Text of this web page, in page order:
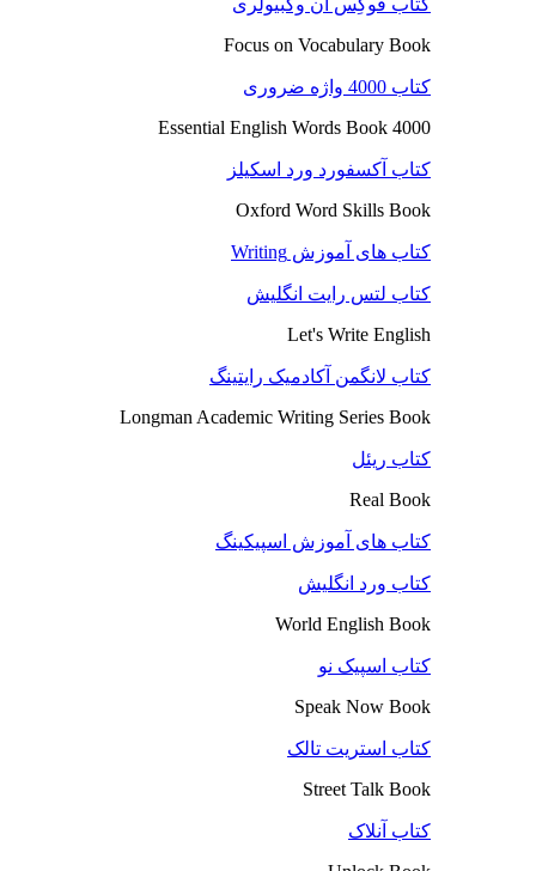
Focus on Vocabulary Book
کتاب 4000 واژه ضروری
4000 Essential English Words Book
کتاب آکسفورد ورد اسکیلز
Oxford Word Skills Book
کتاب های آموزش Writing
کتاب لتس رایت انگلیش
Let's Write English
کتاب لانگمن آکادمیک رایتینگ
Longman Academic Writing Series Book
کتاب ریئل
Real Book
کتاب های آموزش اسپیکینگ
کتاب ورد انگلیش
World English Book
کتاب اسپیک نو
Speak Now Book
کتاب استریت تالک
Street Talk Book
کتاب آنلاک